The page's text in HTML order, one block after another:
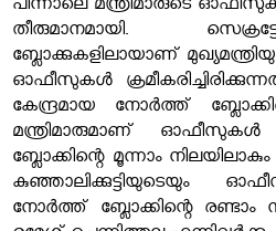
പിന്നാലെ മന്ത്രിമാരുടെ
തീരുമാനമായി.
ബ്ലോക്കുകളിലായാണ്
ഓഫീസുകൾ
കേന്ദ്രമായ നോർത്ത്
മന്ത്രിമാരുമാണ്
ബ്ലോക്കിന്റെ മൂന്നാം
കുഞ്ഞാലിക്കുട്ടിയുടെയും
നോർത്ത് ബ്ലോക്കിന്റെ രണ്ടാം